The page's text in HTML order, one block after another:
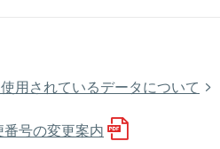
用されているデータについて
号の変更案内